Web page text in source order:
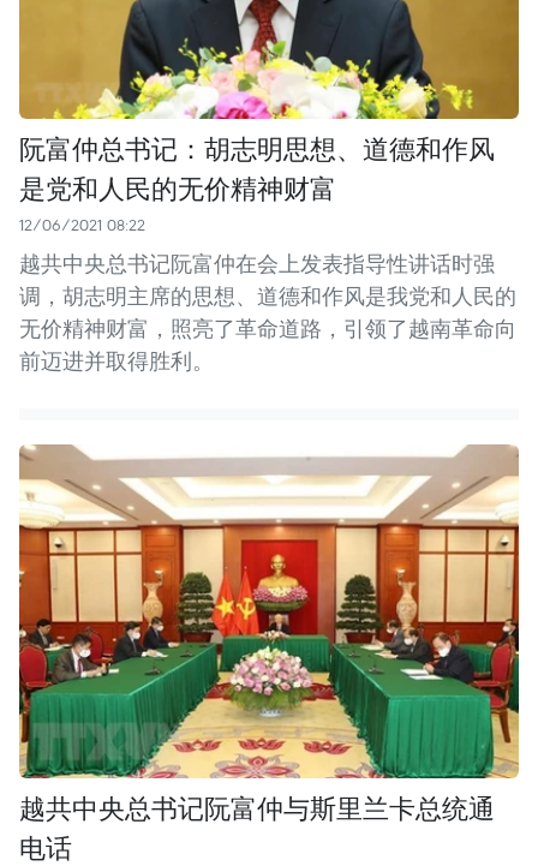
阮富仲总书记：胡志明思想、道德和作风
是党和人民的无价精神财富
12/06/2021 08:22
越共中央总书记阮富仲在会上发表指导性讲话时强
调，胡志明主席的思想、道德和作风是我党和人民的
无价精神财富，照亮了革命道路，引领了越南革命向
前迈进并取得胜利。
越共中央总书记阮富仲与斯里兰卡总统通
电话